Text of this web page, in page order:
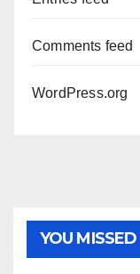
Comments feed
WordPress.org
YOU MISSED